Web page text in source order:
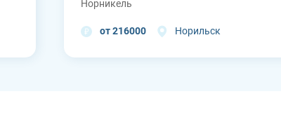
Норникель
от 216000 Норильск